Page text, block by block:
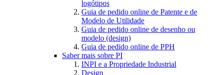
logótipos
Guia de pedido online de Patente e de
Modelo de Utilidade
Guia de pedido online de desenho ou
modelo (design)
Guia de pedido online de PPH
Saber mais sobre PI
INPI e a Propriedade Industrial
Design